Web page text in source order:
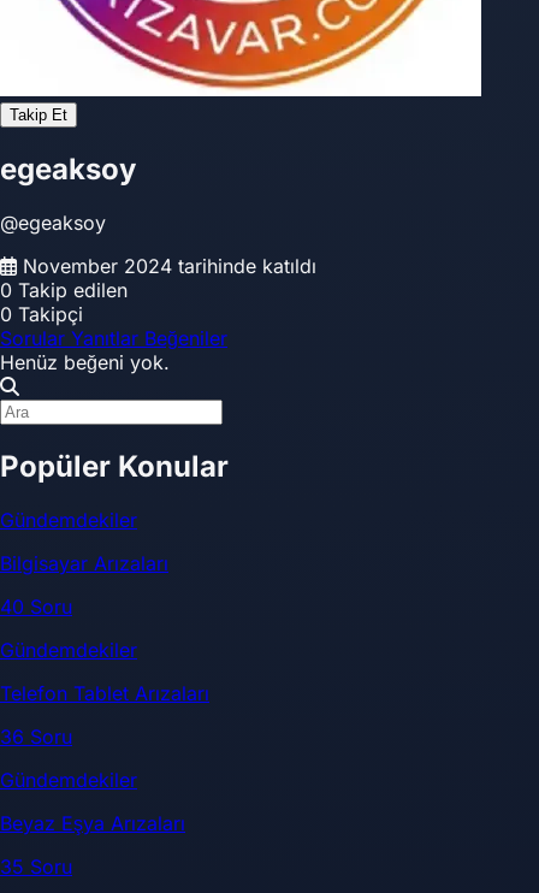
Takip Et
egeaksoy
@egeaksoy
November 2024 tarihinde katıldı
0 Takip edilen
0 Takipçi
Sorular Yanıtlar Beğeniler
Henüz beğeni yok.
Popüler Konular
Gündemdekiler
Bilgisayar Arızaları
40 Soru
Gündemdekiler
Telefon Tablet Arızaları
36 Soru
Gündemdekiler
Beyaz Eşya Arızaları
35 Soru